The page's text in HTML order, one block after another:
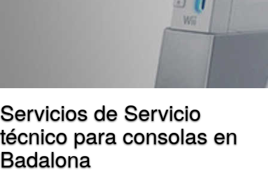
Servicios de Servicio
técnico para consolas en
Badalona